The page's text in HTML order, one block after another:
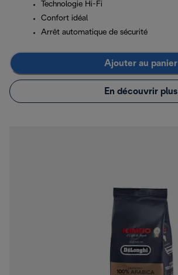
Technologie Hi-Fi
Confort idéal
Arrêt automatique de sécurité
Ajouter au panier
En découvrir plus